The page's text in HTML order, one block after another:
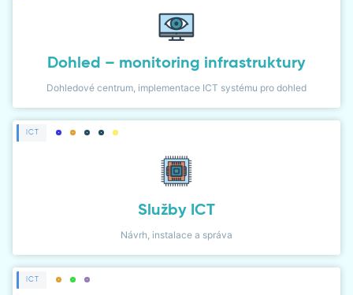
Dohled – monitoring infrastruktury
Dohledové centrum, implementace ICT systému pro dohled
ICT
Služby ICT
Návrh, instalace a správa
ICT